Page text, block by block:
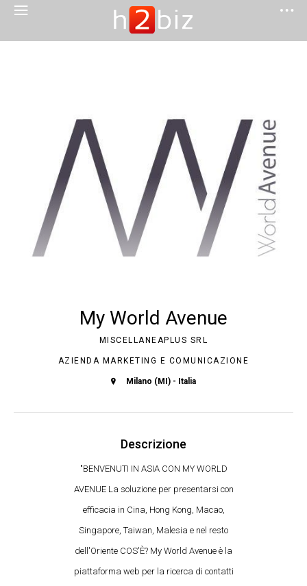
My World Avenue
MISCELLANEAPLUS SRL
AZIENDA MARKETING E COMUNICAZIONE
Milano (MI) - Italia
Descrizione
"BENVENUTI IN ASIA CON MY WORLD
AVENUE La soluzione per presentarsi con
efficacia in Cina, Hong Kong, Macao,
Singapore, Taiwan, Malesia e nel resto
dell'Oriente COS'È? My World Avenue è la
piattaforma web per la ricerca di contatti